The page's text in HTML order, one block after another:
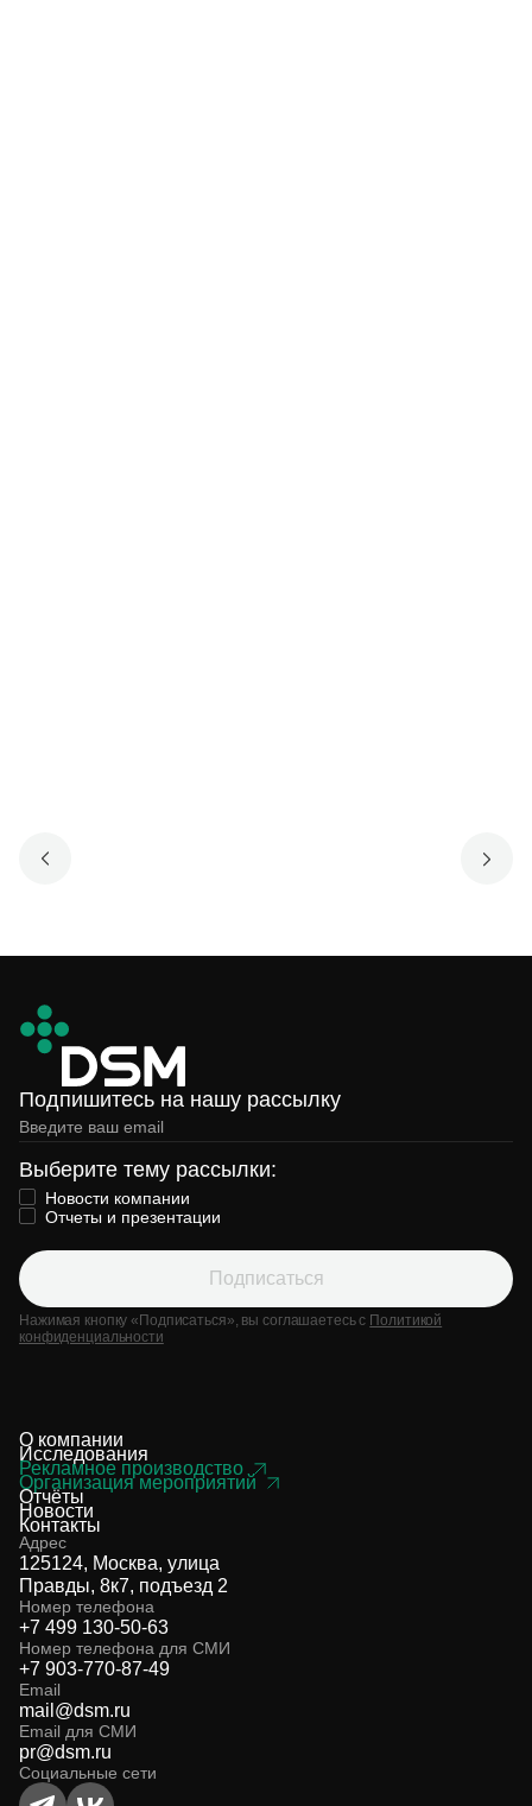
Подпишитесь на нашу рассылку
Выберите тему рассылки:
Новости компании
Отчеты и презентации
Подписаться
Нажимая кнопку «Подписаться», вы соглашаетесь с Политикой
конфиденциальности
О компании
Исследования
Рекламное производство
Организация мероприятий
Отчёты
Новости
Контакты
Адрес
125124, Москва, улица
Правды, 8к7, подъезд 2
Номер телефона
+7 499 130-50-63
Номер телефона для СМИ
+7 903-770-87-49
Email
mail@dsm.ru
Email для СМИ
pr@dsm.ru
Социальные сети